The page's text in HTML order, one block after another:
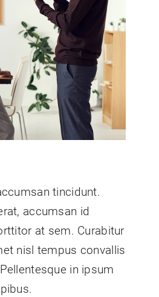
tincidunt.
accumsan id
at sem. Curabitur
nisl tempus convallis
in ipsum